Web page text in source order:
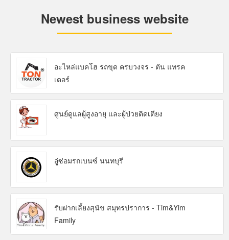
Newest business website
อะไหล่แบคโฮ รถขุด ครบวงจร - ตัน แทรค
เตอร์
ศูนย์ดูแลผู้สูงอายุ และผู้ป่วยติดเตียง
อู่ซ่อมรถเบนซ์ นนทบุรี
รับฝากเลี้ยงสุนัข สมุทรปราการ - Tim&Yim
Family